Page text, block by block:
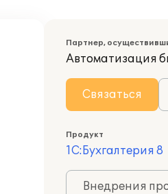
Партнер,
Автоматизация
Связаться
Продукт
1С:Бухгалтерия 8
Внедрения